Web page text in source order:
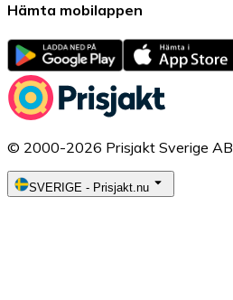
Hämta mobilappen
© 2000-2026 Prisjakt Sverige AB
SVERIGE - Prisjakt.nu